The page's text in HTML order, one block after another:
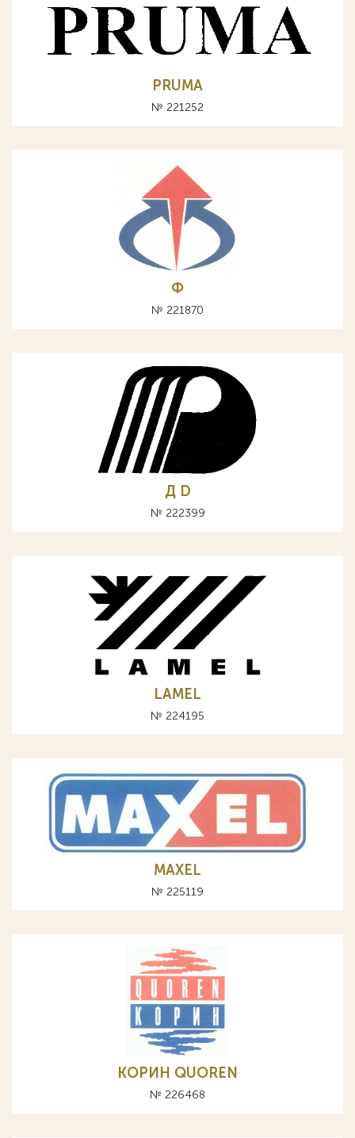
PRUMA
№ 221252
Ф
№ 221870
Д D
№ 222399
LAMEL
№ 224195
MAXEL
№ 225119
КОРИН QUOREN
№ 226468